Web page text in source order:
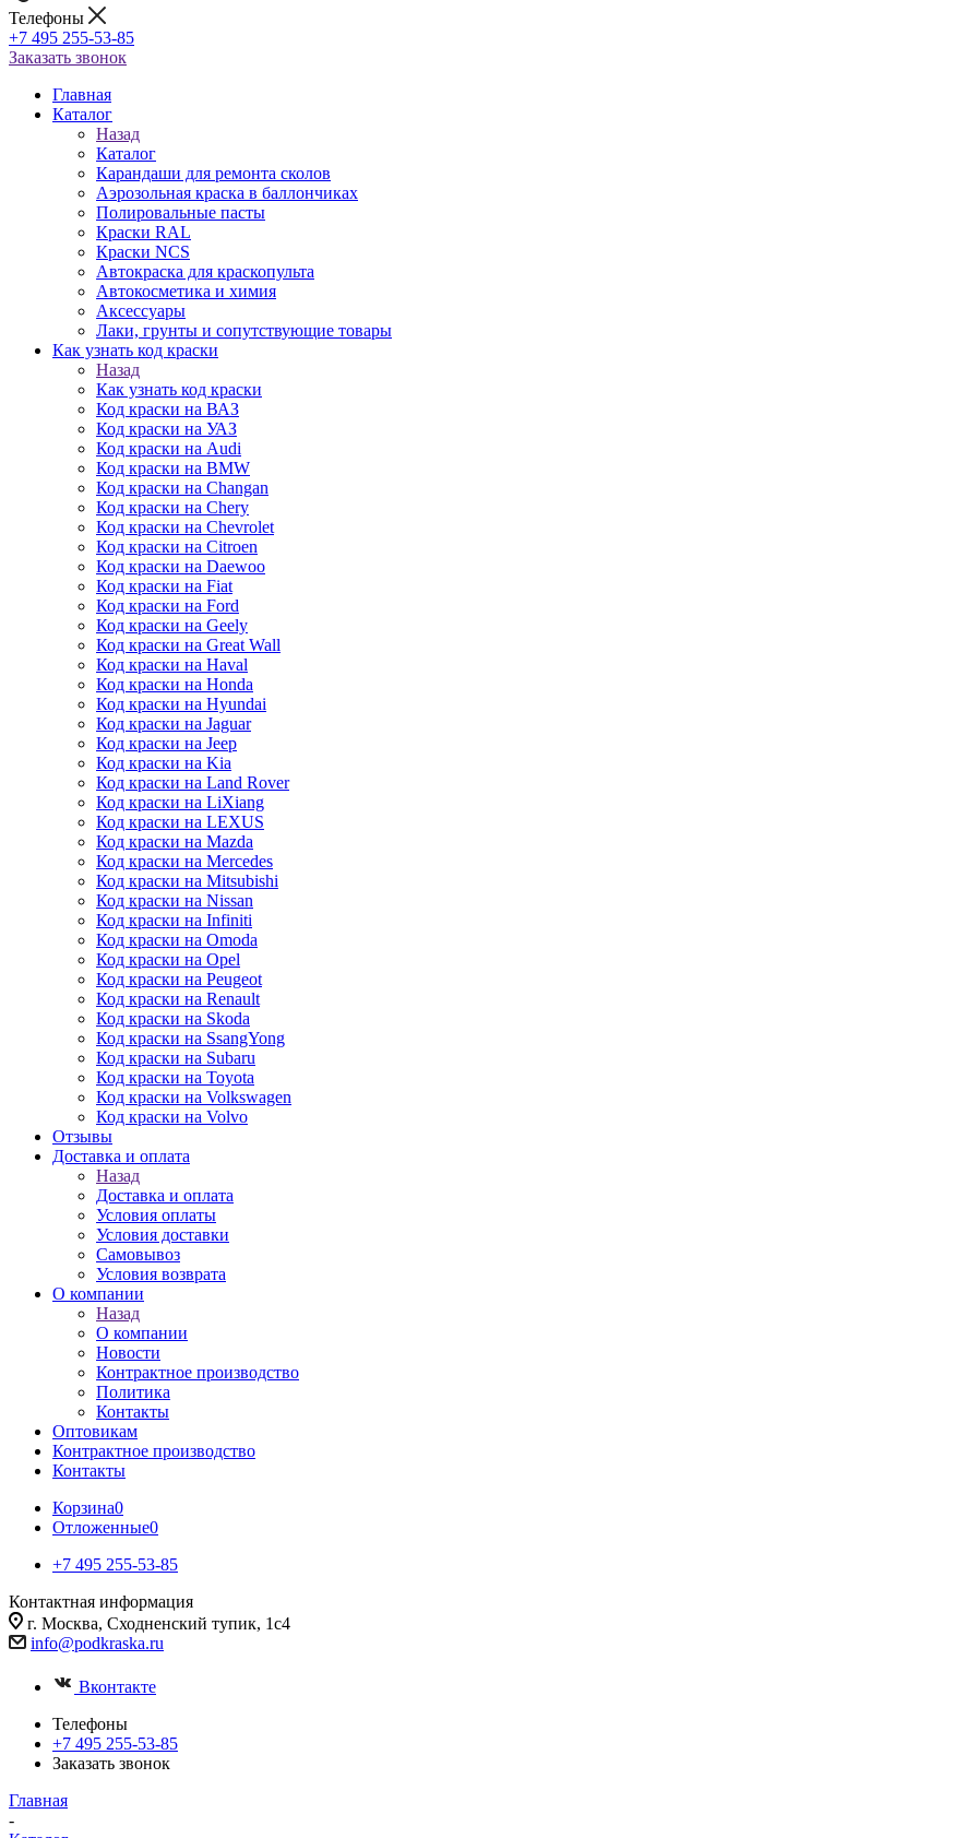
Телефоны
+7 495 255-53-85
Заказать звонок
Главная
Каталог
Назад
Каталог
Карандаши для ремонта сколов
Аэрозольная краска в баллончиках
Полировальные пасты
Краски RAL
Краски NCS
Автокраска для краскопульта
Автокосметика и химия
Аксессуары
Лаки, грунты и сопутствующие товары
Как узнать код краски
Назад
Как узнать код краски
Код краски на ВАЗ
Код краски на УАЗ
Код краски на Audi
Код краски на BMW
Код краски на Changan
Код краски на Chery
Код краски на Chevrolet
Код краски на Citroen
Код краски на Daewoo
Код краски на Fiat
Код краски на Ford
Код краски на Geely
Код краски на Great Wall
Код краски на Haval
Код краски на Honda
Код краски на Hyundai
Код краски на Jaguar
Код краски на Jeep
Код краски на Kia
Код краски на Land Rover
Код краски на LiXiang
Код краски на LEXUS
Код краски на Mazda
Код краски на Mercedes
Код краски на Mitsubishi
Код краски на Nissan
Код краски на Infiniti
Код краски на Omoda
Код краски на Opel
Код краски на Peugeot
Код краски на Renault
Код краски на Skoda
Код краски на SsangYong
Код краски на Subaru
Код краски на Toyota
Код краски на Volkswagen
Код краски на Volvo
Отзывы
Доставка и оплата
Назад
Доставка и оплата
Условия оплаты
Условия доставки
Самовывоз
Условия возврата
О компании
Назад
О компании
Новости
Контрактное производство
Политика
Контакты
Оптовикам
Контрактное производство
Контакты
Корзина0
Отложенные0
+7 495 255-53-85
Контактная информация
г. Москва, Сходненский тупик, 1с4
info@podkraska.ru
Вконтакте
Телефоны
+7 495 255-53-85
Заказать звонок
Главная
-